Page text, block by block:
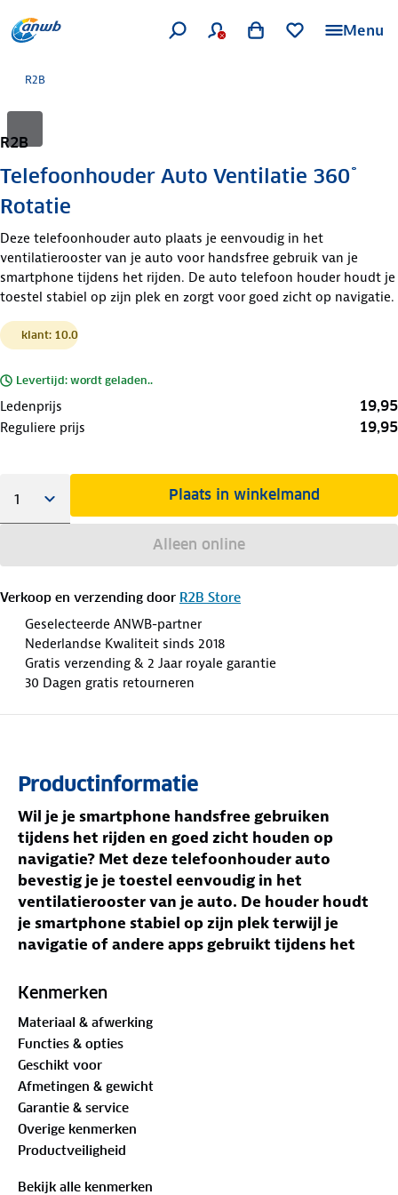
Menu
R2B
R2B
Telefoonhouder Auto Ventilatie 360˚
Rotatie
Deze telefoonhouder auto plaats je eenvoudig in het
ventilatierooster van je auto voor handsfree gebruik van je
smartphone tijdens het rijden. De auto telefoon houder houdt je
toestel stabiel op zijn plek en zorgt voor goed zicht op navigatie.
klant: 10.0
Levertijd: wordt geladen..
Ledenprijs 19,95
Reguliere prijs 19,95
Plaats in winkelmand
Alleen online
Verkoop en verzending door R2B Store
Geselecteerde ANWB-partner
Nederlandse Kwaliteit sinds 2018
Gratis verzending & 2 Jaar royale garantie
30 Dagen gratis retourneren
Productinformatie
Wil je je smartphone handsfree gebruiken
tijdens het rijden en goed zicht houden op
navigatie? Met deze telefoonhouder auto
bevestig je je toestel eenvoudig in het
ventilatierooster van je auto. De houder houdt
je smartphone stabiel op zijn plek terwijl je
navigatie of andere apps gebruikt tijdens het
Handsfree gebruik
zonder je smartphone vast te houden.
Ventilatierooster bevestiging
houder direct in het ventilatierooster van je auto.
360 graden draaibaar
eenvoudig in voor goed zicht op het scherm.
Geschikt voor diverse smartphones
toestellen van 5,5 tot 8,5 cm breed inclusief hoes.
Kenmerken
Materiaal & afwerking
Functies & opties
Geschikt voor
Afmetingen & gewicht
Garantie & service
Overige kenmerken
Productveiligheid
Bekijk alle kenmerken